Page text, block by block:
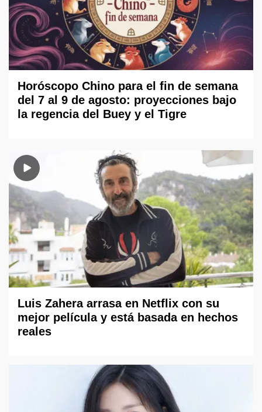
Horóscopo Chino para el fin de semana
del 7 al 9 de agosto: proyecciones bajo
la regencia del Buey y el Tigre
Luis Zahera arrasa en Netflix con su
mejor película y está basada en hechos
reales